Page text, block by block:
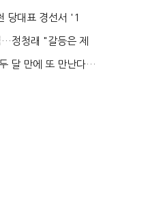
당대표 경선서 '1
정청래 "갈등은 제
달 만에 또 만난다…